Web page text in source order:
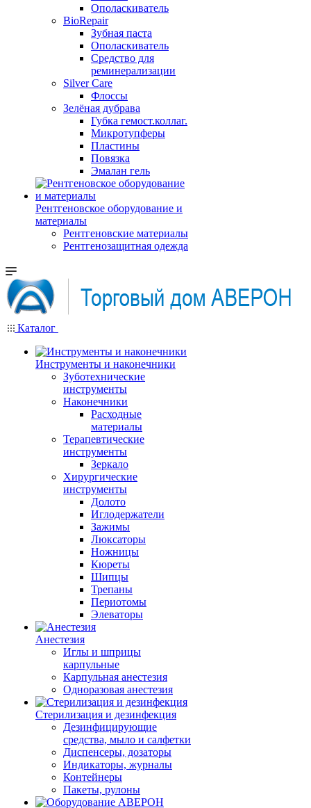
Ополаскиватель
BioRepair
Зубная паста
Ополаскиватель
Средство для
реминерализации
Silver Care
Флоссы
Зелёная дубрава
Губка гемост.коллаг.
Микротупферы
Пластины
Повязка
Эмалан гель
Рентгеновское оборудование и
материалы
Рентгеновские материалы
Рентгенозащитная одежда
Каталог
Инструменты и наконечники
Зуботехнические
инструменты
Наконечники
Расходные
материалы
Терапевтические
инструменты
Зеркало
Хирургические
инструменты
Долото
Иглодержатели
Зажимы
Люксаторы
Ножницы
Кюреты
Шипцы
Трепаны
Периотомы
Элеваторы
Анестезия
Иглы и шприцы
карпульные
Карпульная анестезия
Одноразовая анестезия
Стерилизация и дезинфекция
Дезинфицирующие
средства, мыло и салфетки
Диспенсеры, дозаторы
Индикаторы, журналы
Контейнеры
Пакеты, рулоны